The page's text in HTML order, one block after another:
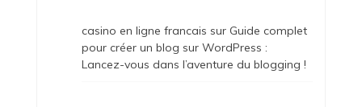
casino en ligne francais sur Guide complet
pour créer un blog sur WordPress :
Lancez-vous dans l’aventure du blogging !